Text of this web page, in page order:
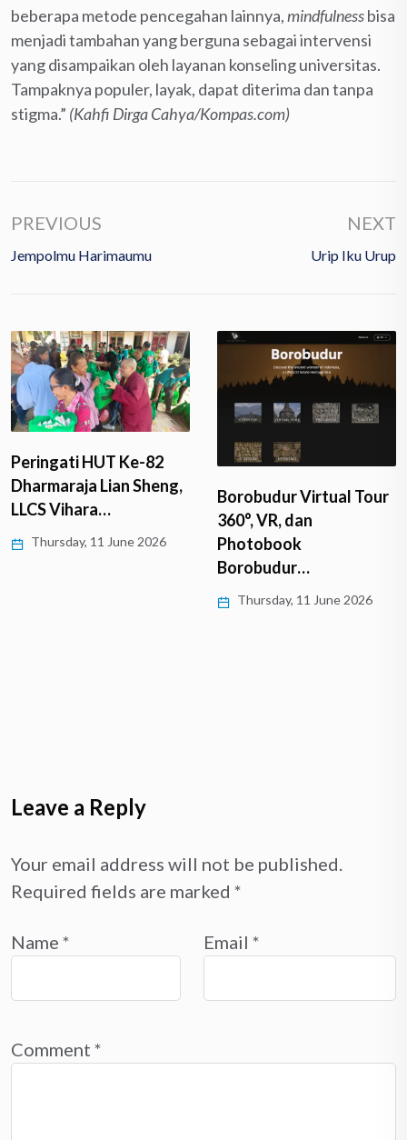
beberapa metode pencegahan lainnya,mindfulnessbisa
menjadi tambahan yang berguna sebagai intervensi
yang disampaikan oleh layanan konseling universitas.
Tampaknya populer, layak, dapat diterima dan tanpa
stigma.” (Kahfi Dirga Cahya/Kompas.com)
PREVIOUS
Jempolmu Harimaumu
NEXT
Urip Iku Urup
Peringati HUT Ke-82
Dharmaraja Lian Sheng,
LLCS Vihara…
Thursday, 11 June 2026
Borobudur Virtual Tour
360°, VR, dan
Photobook
Borobudur…
Thursday, 11 June 2026
Leave a Reply
Your email address will not be published.
Required fields are marked *
Name * Email *
Comment *